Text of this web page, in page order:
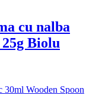
cu nalba
Biolu